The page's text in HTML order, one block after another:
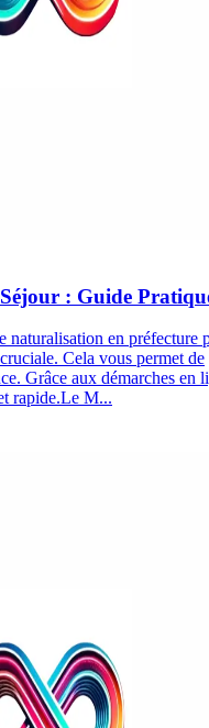
: Guide
naturalisation en préfecture
Cela vous permet de
Grâce aux démarches en
rapide.Le M...